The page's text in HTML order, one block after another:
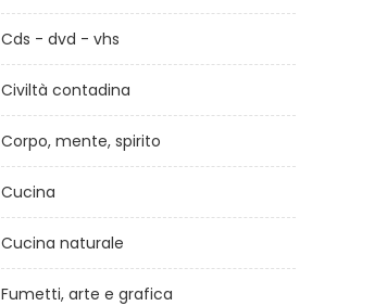
Cds - dvd - vhs
Civiltà contadina
Corpo, mente, spirito
Cucina
Cucina naturale
Fumetti, arte e grafica